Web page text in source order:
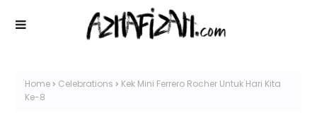
Home Celebrations
Kek Mini Ferrero Rocher Untuk Hari Kita
Ke-8